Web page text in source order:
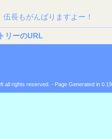
長もがんばりますよー！
リーのURL
all rights reserved. - Page Generated in